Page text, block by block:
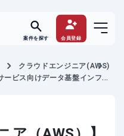
案件を探す 会員登録
クラウドエンジニア(AWS)
ービス向けデータ基盤インフラ